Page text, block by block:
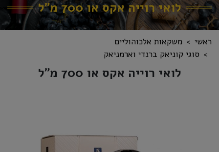
לואי רוייה אקס או 700 מ"ל
ראשי
משקאות אלכוהוליים
סוגי קוניאק ברנדי וארמניאק
לואי רוייה אקס או 700 מ"ל